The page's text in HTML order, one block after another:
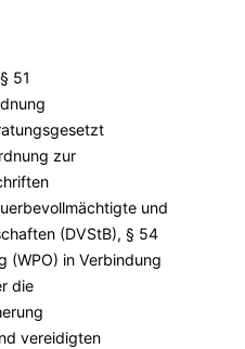
51
zur
und
(DVStB), § 54
(WPO) in Verbindung
die
vereidigten